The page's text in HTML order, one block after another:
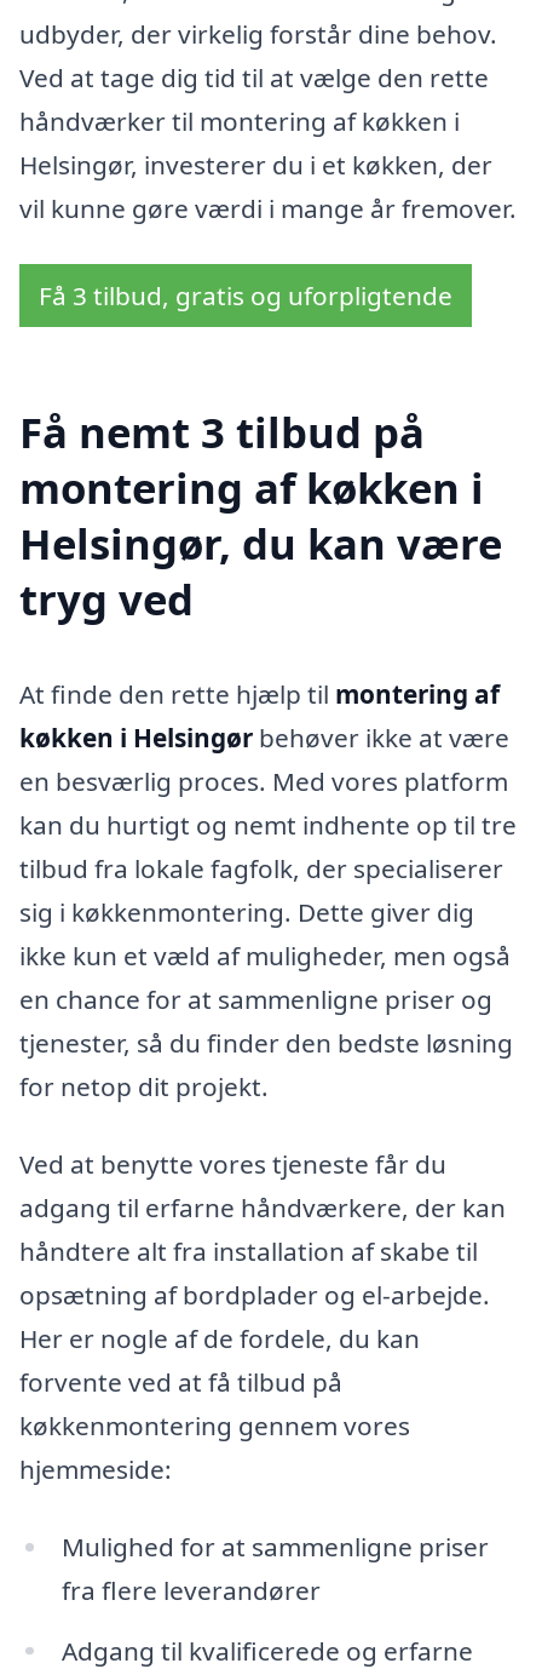
udbyder, der virkelig forstår dine behov.
Ved at tage dig tid til at vælge den rette
håndværker til montering af køkken i
Helsingør, investerer du i et køkken, der
vil kunne gøre værdi i mange år fremover.
Få 3 tilbud, gratis og uforpligtende
Få nemt 3 tilbud på
montering af køkken i
Helsingør, du kan være
tryg ved
At finde den rette hjælp til montering af
køkken i Helsingør behøver ikke at være
en besværlig proces. Med vores platform
kan du hurtigt og nemt indhente op til tre
tilbud fra lokale fagfolk, der specialiserer
sig i køkkenmontering. Dette giver dig
ikke kun et væld af muligheder, men også
en chance for at sammenligne priser og
tjenester, så du finder den bedste løsning
for netop dit projekt.
Ved at benytte vores tjeneste får du
adgang til erfarne håndværkere, der kan
håndtere alt fra installation af skabe til
opsætning af bordplader og el-arbejde.
Her er nogle af de fordele, du kan
forvente ved at få tilbud på
køkkenmontering gennem vores
hjemmeside:
Mulighed for at sammenligne priser
fra flere leverandører
Adgang til kvalificerede og erfarne